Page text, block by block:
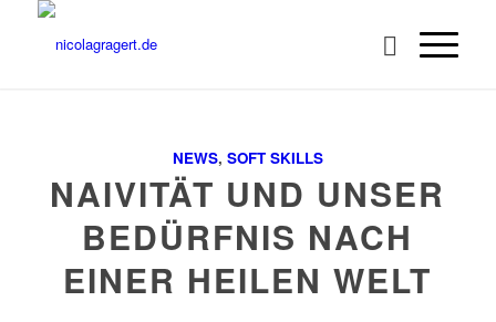
NEWS, SOFT SKILLS
NAIVITÄT UND UNSER
BEDÜRFNIS NACH
EINER HEILEN WELT